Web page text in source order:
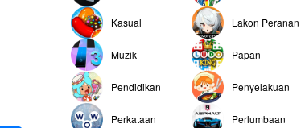
Kasual Lakon Peranan
Muzik Papan
Pendidikan Penyelakuan
Perkataan Perlumbaan